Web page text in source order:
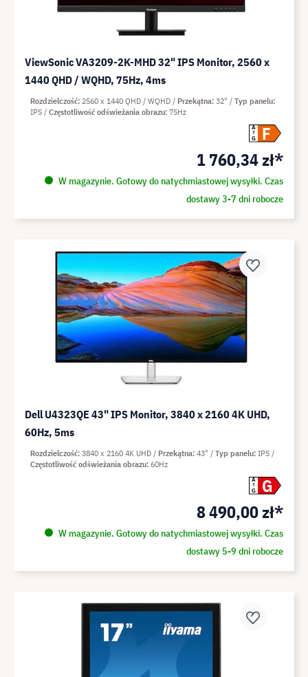
ViewSonic VA3209-2K-MHD 32" IPS Monitor, 2560 x
1440 QHD / WQHD, 75Hz, 4ms
A
G
F
1 760,34 zł*
W magazynie. Gotowy do natychmiastowej wysyłki. Czas
dostawy 3-7 dni robocze
Rozdzielczość 2560 x 1440 QHD / WQHD Przekątna 32"
Typ panelu
IPS
Częstotliwość odświeżania obrazu 75Hz
Dell U4323QE 43" IPS Monitor, 3840 x 2160 4K UHD,
60Hz, 5ms
A
G
G
8 490,00 zł*
W magazynie. Gotowy do natychmiastowej wysyłki. Czas
dostawy 5-9 dni robocze
Rozdzielczość 3840 x 2160 4K UHD Przekątna 43" Typ panelu IPS
Częstotliwość odświeżania obrazu 60Hz